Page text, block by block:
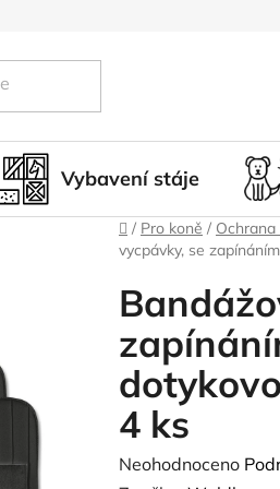
Vybavení stáje
Domů
/ Pro koně /
vycpávky, se
4 ks
Průměrné
Neohodnoceno